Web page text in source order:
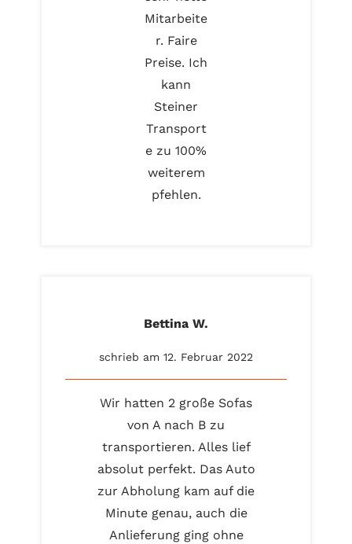
Mitarbeite
r. Faire
Preise. Ich
kann
Steiner
Transport
e zu 100%
weiterem
pfehlen.
Bettina W.
schrieb am 12. Februar 2022
Wir hatten 2 große Sofas
von A nach B zu
transportieren. Alles lief
absolut perfekt. Das Auto
zur Abholung kam auf die
Minute genau, auch die
Anlieferung ging ohne